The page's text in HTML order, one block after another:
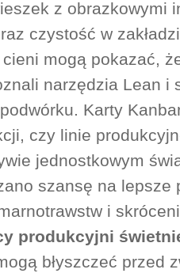
z obrazkowymi
czystość w
mogą pokazać,
narzędzia Lean i
Karty
czy linie
jednostkowym
szansę na lepsze
i
produkcyjni
błyszczeć przed